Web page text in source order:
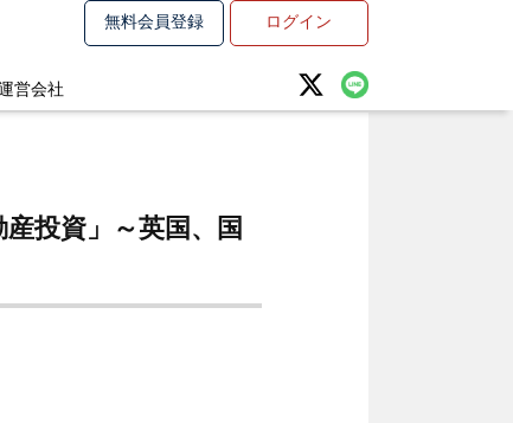
無料会員登録 ログイン
営会社
投資」～英国、国